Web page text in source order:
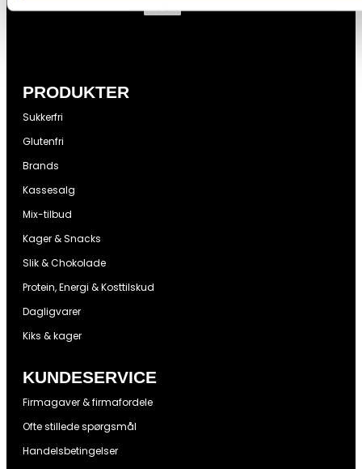
PRODUKTER
Sukkerfri
Glutenfri
Brands
Kassesalg
Mix-tilbud
Kager & Snacks
Slik & Chokolade
Protein, Energi & Kosttilskud
Dagligvarer
Kiks & kager
KUNDESERVICE
Firmagaver & firmafordele
Ofte stillede spørgsmål
Handelsbetingelser